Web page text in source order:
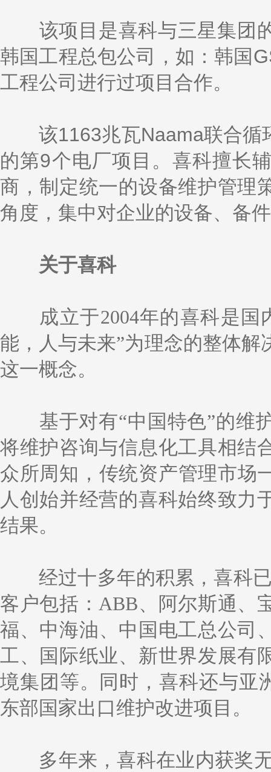
该项目是喜科与三星集团的
韩国工程总包公司，如：韩国
工程公司进行过项目合作。
该1163兆瓦Naama联合循
的第9个电厂项目。喜科擅长
商，制定统一的设备维护管理
角度，集中对企业的设备、备
关于喜科
成立于2004年的喜科是
能，人与未来”为理念的整体解
这一概念。
基于对有“中国特色”的维
将维护咨询与信息化工具相结
众所周知，传统资产管理市场
人创始并经营的喜科始终致力
结果。
经过十多年的积累，喜科
客户包括：ABB、阿尔斯通、
福、中海油、中国电工总公司
工、国际纸业、新世界发展有
境集团等。同时，喜科还与亚
东部国家出口维护改进项目。
多年来，喜科在业内获奖